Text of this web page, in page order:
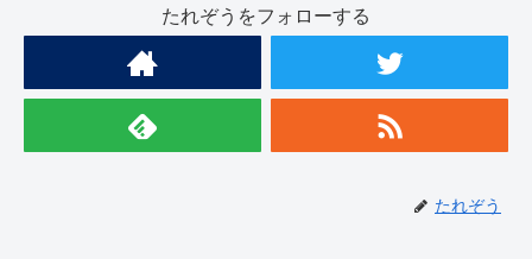
たれぞうをフォローする
たれぞう